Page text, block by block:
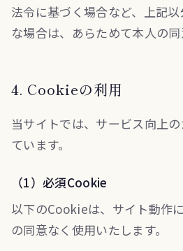
法令に基づく場合など、上記
な場合は、あらためて本人の同
4. Cookieの利用
当サイトでは、サービス向上
ています。
（1）必須Cookie
以下のCookieは、サイト動作
の同意なく使用いたします。